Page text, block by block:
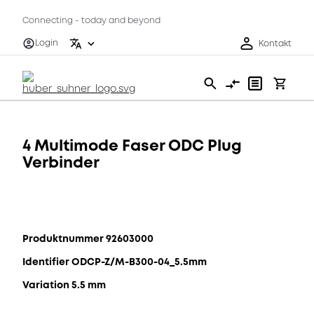
Connecting - today and beyond
Login
Kontakt
4 Multimode Faser ODC Plug
Verbinder
Produktnummer 92603000
Identifier ODCP-Z/M-B300-04_5.5mm
Variation 5.5 mm